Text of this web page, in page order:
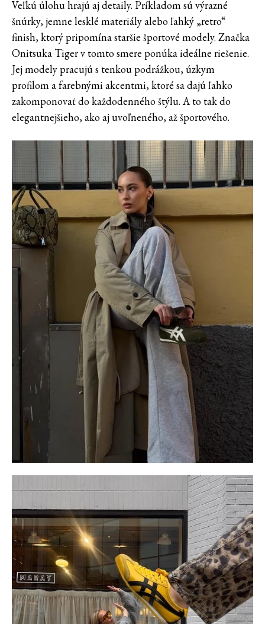
Veľkú úlohu hrajú aj detaily. Príkladom sú výrazné
šnúrky, jemne lesklé materiály alebo ľahký „retro“
finish, ktorý pripomína staršie športové modely. Značka
Onitsuka Tiger v tomto smere ponúka ideálne riešenie.
Jej modely pracujú s tenkou podrážkou, úzkym
profilom a farebnými akcentmi, ktoré sa dajú ľahko
zakomponovať do každodenného štýlu. A to tak do
elegantnejšieho, ako aj uvoľneného, až športového.